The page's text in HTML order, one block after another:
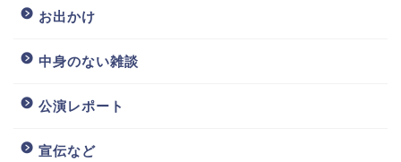
お出かけ
中身のない雑談
公演レポート
宣伝など